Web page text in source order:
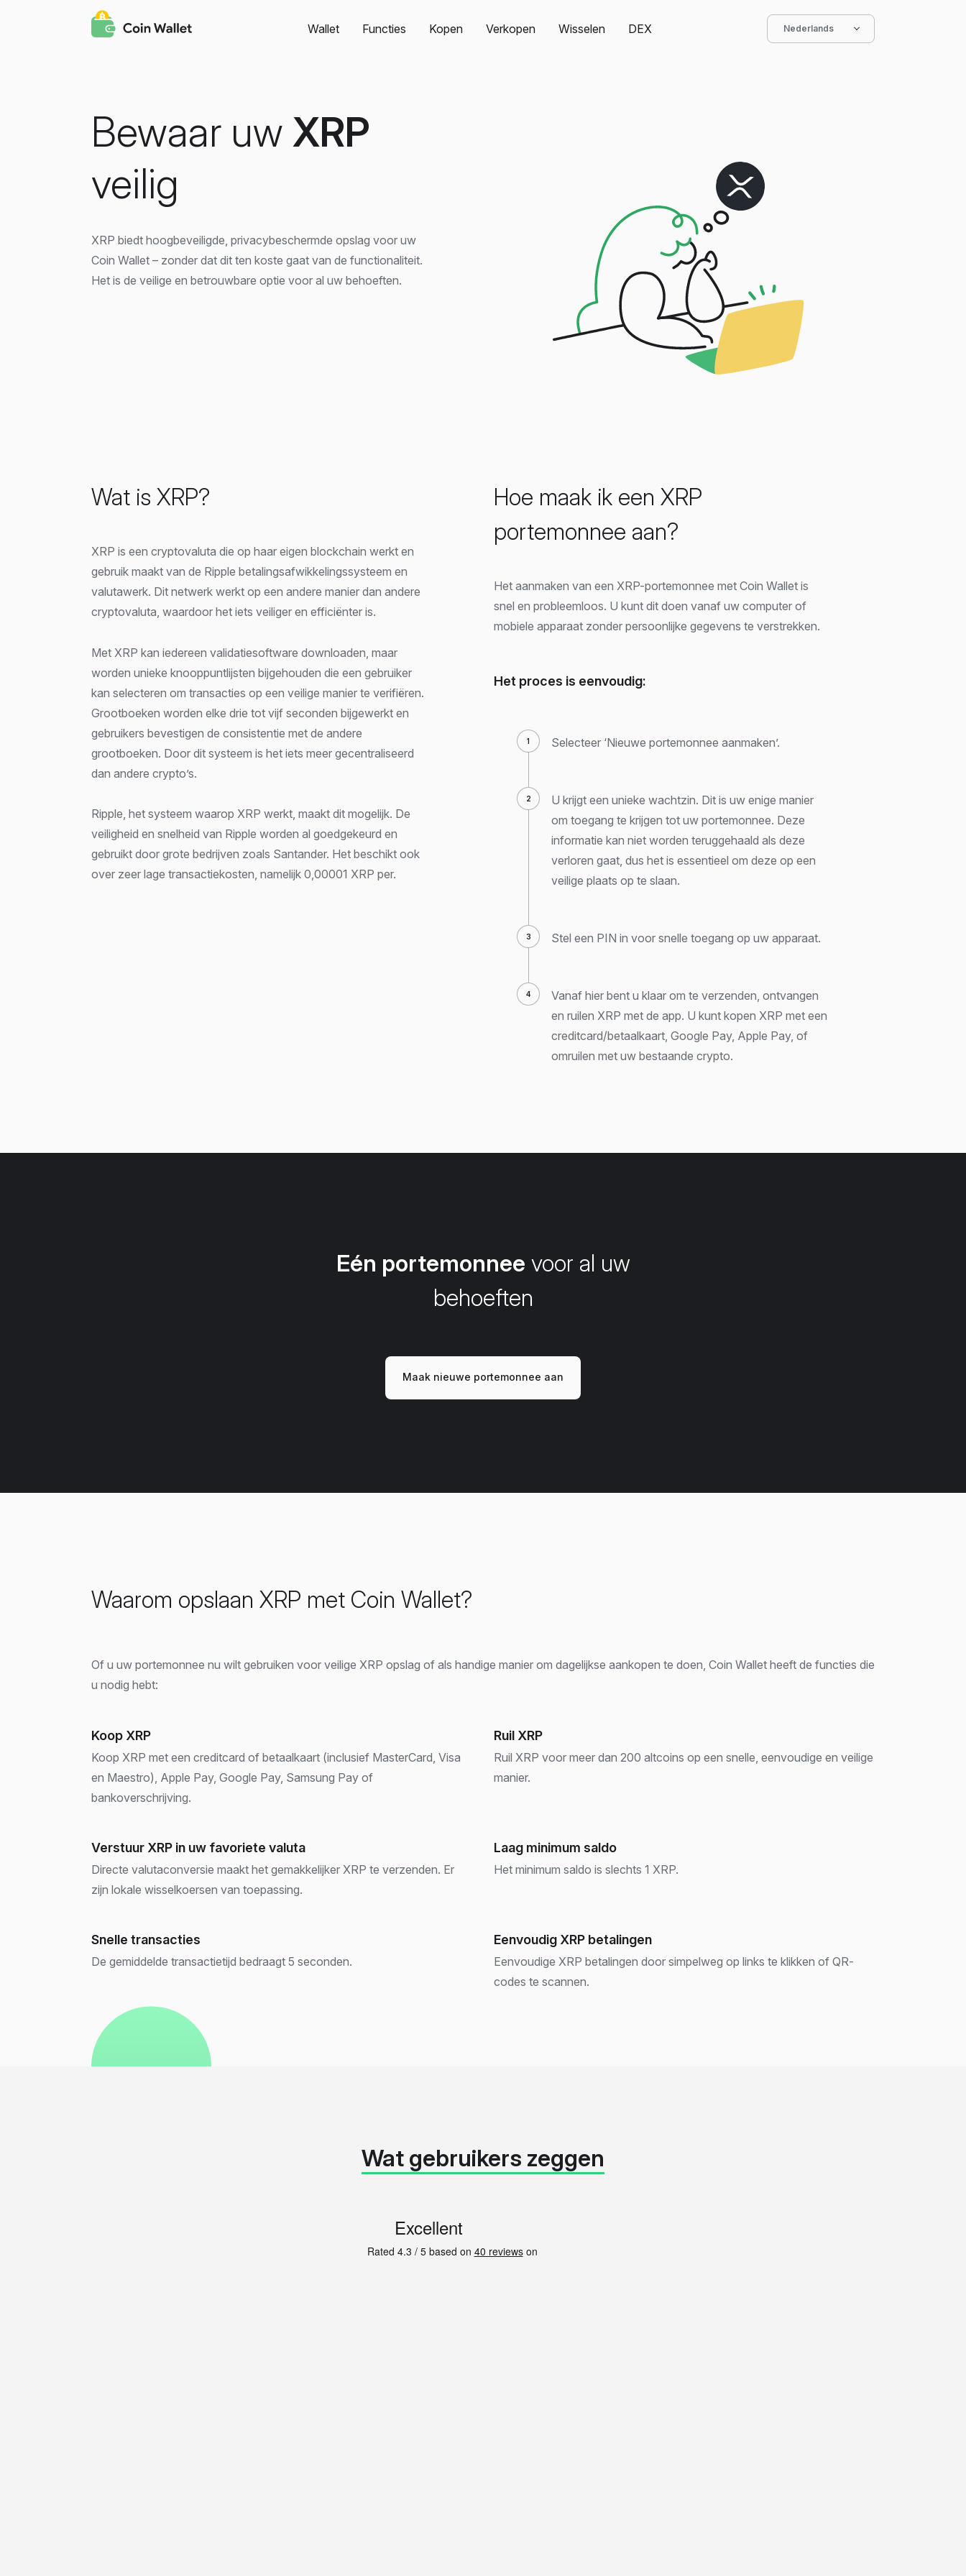
Wallet Functies Kopen Verkopen Wisselen DEX Nederlands
Bewaar uw XRP
veilig
XRP biedt hoogbeveiligde, privacybeschermde opslag voor uw
Coin Wallet – zonder dat dit ten koste gaat van de functionaliteit.
Het is de veilige en betrouwbare optie voor al uw behoeften.
Wat is XRP?
XRP is een cryptovaluta die op haar eigen blockchain werkt en
gebruik maakt van de Ripple betalingsafwikkelingssysteem en
valutawerk. Dit netwerk werkt op een andere manier dan andere
cryptovaluta, waardoor het iets veiliger en efficiënter is.
Met XRP kan iedereen validatiesoftware downloaden, maar
worden unieke knooppuntlijsten bijgehouden die een gebruiker
kan selecteren om transacties op een veilige manier te verifiëren.
Grootboeken worden elke drie tot vijf seconden bijgewerkt en
gebruikers bevestigen de consistentie met de andere
grootboeken. Door dit systeem is het iets meer gecentraliseerd
dan andere crypto’s.
Ripple, het systeem waarop XRP werkt, maakt dit mogelijk. De
veiligheid en snelheid van Ripple worden al goedgekeurd en
gebruikt door grote bedrijven zoals Santander. Het beschikt ook
over zeer lage transactiekosten, namelijk 0,00001 XRP per.
Hoe maak ik een XRP
portemonnee aan?
Het aanmaken van een XRP-portemonnee met Coin Wallet is
snel en probleemloos. U kunt dit doen vanaf uw computer of
mobiele apparaat zonder persoonlijke gegevens te verstrekken.
Het proces is eenvoudig:
Selecteer ‘Nieuwe portemonnee aanmaken’.
U krijgt een unieke wachtzin. Dit is uw enige manier
om toegang te krijgen tot uw portemonnee. Deze
informatie kan niet worden teruggehaald als deze
verloren gaat, dus het is essentieel om deze op een
veilige plaats op te slaan.
Stel een PIN in voor snelle toegang op uw apparaat.
Vanaf hier bent u klaar om te verzenden, ontvangen
en ruilen XRP met de app. U kunt kopen XRP met een
creditcard/betaalkaart, Google Pay, Apple Pay, of
omruilen met uw bestaande crypto.
Eén portemonnee voor al uw
behoeften
Maak nieuwe portemonnee aan
Waarom opslaan XRP met Coin Wallet?
Of u uw portemonnee nu wilt gebruiken voor veilige XRP opslag of als handige manier om dagelijkse aankopen te doen, Coin Wallet heeft de functies die
u nodig hebt:
Koop XRP
Koop XRP met een creditcard of betaalkaart (inclusief MasterCard, Visa
en Maestro), Apple Pay, Google Pay, Samsung Pay of
bankoverschrijving.
Ruil XRP
Ruil XRP voor meer dan 200 altcoins op een snelle, eenvoudige en veilige
manier.
Verstuur XRP in uw favoriete valuta
Directe valutaconversie maakt het gemakkelijker XRP te verzenden. Er
zijn lokale wisselkoersen van toepassing.
Laag minimum saldo
Het minimum saldo is slechts 1 XRP.
Snelle transacties
De gemiddelde transactietijd bedraagt 5 seconden.
Eenvoudig XRP betalingen
Eenvoudige XRP betalingen door simpelweg op links te klikken of QR-
codes te scannen.
Wat gebruikers zeggen